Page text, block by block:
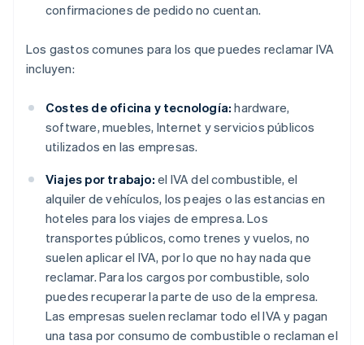
confirmaciones de pedido no cuentan.
Los gastos comunes para los que puedes reclamar IVA
incluyen:
Costes de oficina y tecnología: hardware,
software, muebles, Internet y servicios públicos
utilizados en las empresas.
Viajes por trabajo: el IVA del combustible, el
alquiler de vehículos, los peajes o las estancias en
hoteles para los viajes de empresa. Los
transportes públicos, como trenes y vuelos, no
suelen aplicar el IVA, por lo que no hay nada que
reclamar. Para los cargos por combustible, solo
puedes recuperar la parte de uso de la empresa.
Las empresas suelen reclamar todo el IVA y pagan
una tasa por consumo de combustible o reclaman el